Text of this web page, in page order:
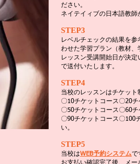
ださい。
ネイテイィブの日本語教師
STEP3
レベルチェックの結果を
わせた学習プラン（教材、
レッスン受講開始日が決
で送付いたします。
STEP4
当校のレッスンはチケット
〇10チケットコース〇20
〇50チケットコース〇60
〇90チケットコース〇100
い。
STEP5
当校はWEB予約システムで